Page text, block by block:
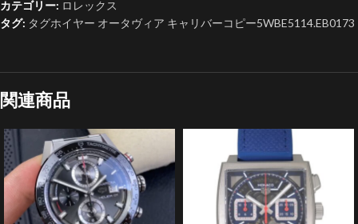
カテゴリー: ロレックス
タグ: タグホイヤー オータヴィア キャリバーコピー5WBE5114.EB0173
関連商品